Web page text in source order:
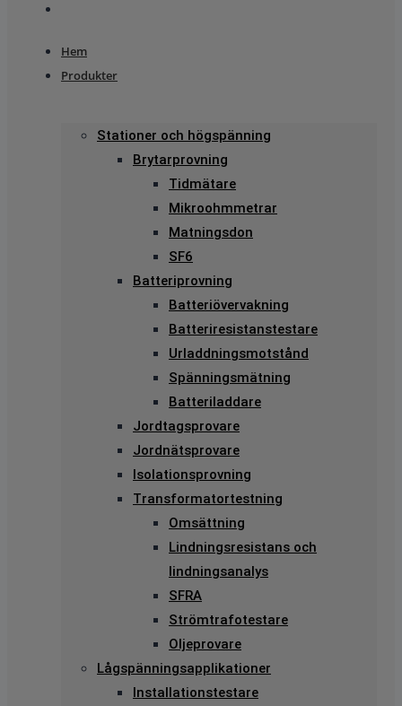
Hem
Produkter
Stationer och högspänning
Brytarprovning
Tidmätare
Mikroohmmetrar
Matningsdon
SF6
Batteriprovning
Batteriövervakning
Batteriresistanstestare
Urladdningsmotstånd
Spänningsmätning
Batteriladdare
Jordtagsprovare
Jordnätsprovare
Isolationsprovning
Transformatortestning
Omsättning
Lindningsresistans och
lindningsanalys
SFRA
Strömtrafotestare
Oljeprovare
Lågspänningsapplikationer
Installationstestare